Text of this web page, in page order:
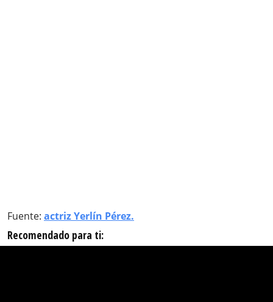
Fuente: actriz Yerlín Pérez.
Recomendado para ti: